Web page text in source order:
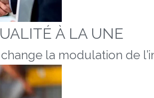
À LA UNE
la modulation de